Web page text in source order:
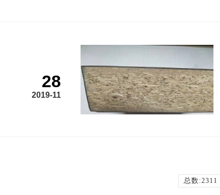
28
2019-11
总数:2311